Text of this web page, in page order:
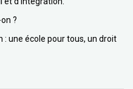
?
: une école pour tous, un droit